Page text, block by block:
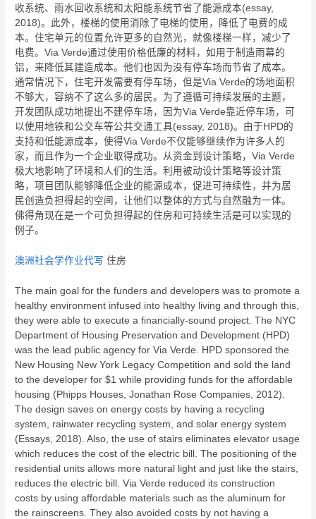
收系统、雨水回收系统和太阳能系统节省了能源成本(essay,
2018)。此外，楼梯的使用消除了电梯的使用，降低了电费的成
本。住宅单元的位置允许更多的自然光，就像楼梯一样，减少了
电费。Via Verde通过使用价格低廉的材料，如用于制造雨幕的
铝，来降低其建造成本。他们也因为没有停车场而节省了成本。
通常情况下，住宅开发需要有停车场，但是Via Verde的场地面积
不够大，容纳不了这么多的居民。为了遵循可持续发展的主题，
开发团队成功地提出不建停车场，因为Via Verde靠近停车场，可
以使用地铁和公交车等公共交通工具(essay, 2018)。由于HPD的
支持和低能源成本，使得Via Verde不仅能够继续作为许多人的
家，而且作为一个企业取得成功。从资金到设计策略，Via Verde
极大地影响了环境和人们的生活。利用被动设计策略等设计策
略，项目团队能够降低企业的能源成本，促进可持续性，并为居
民创造负担得起的空间，让他们以整体的方式与自然融为一体。
佛得角现在是一个可负担得起的住房和可持续生活是可以实现的
例子。
澳洲社会学作业代写 住房
The main goal for the funders and developers was to promote a
healthy environment infused into healthy living and through this,
they were able to execute a financially-sound project. The NYC
Department of Housing Preservation and Development (HPD)
was the lead public agency for Via Verde. HPD sponsored the
New Housing New York Legacy Competition and sold the land
to the developer for $1 while providing funds for the affordable
housing (Phipps Houses, Jonathan Rose Companies, 2012).
The design saves on energy costs by having a recycling
system, rainwater recycling system, and solar energy system
(Essays, 2018). Also, the use of stairs eliminates elevator usage
which reduces the cost of the electric bill. The positioning of the
residential units allows more natural light and just like the stairs,
reduces the electric bill. Via Verde reduced its construction
costs by using affordable materials such as the aluminum for
the rainscreens. They also avoided costs by not having a